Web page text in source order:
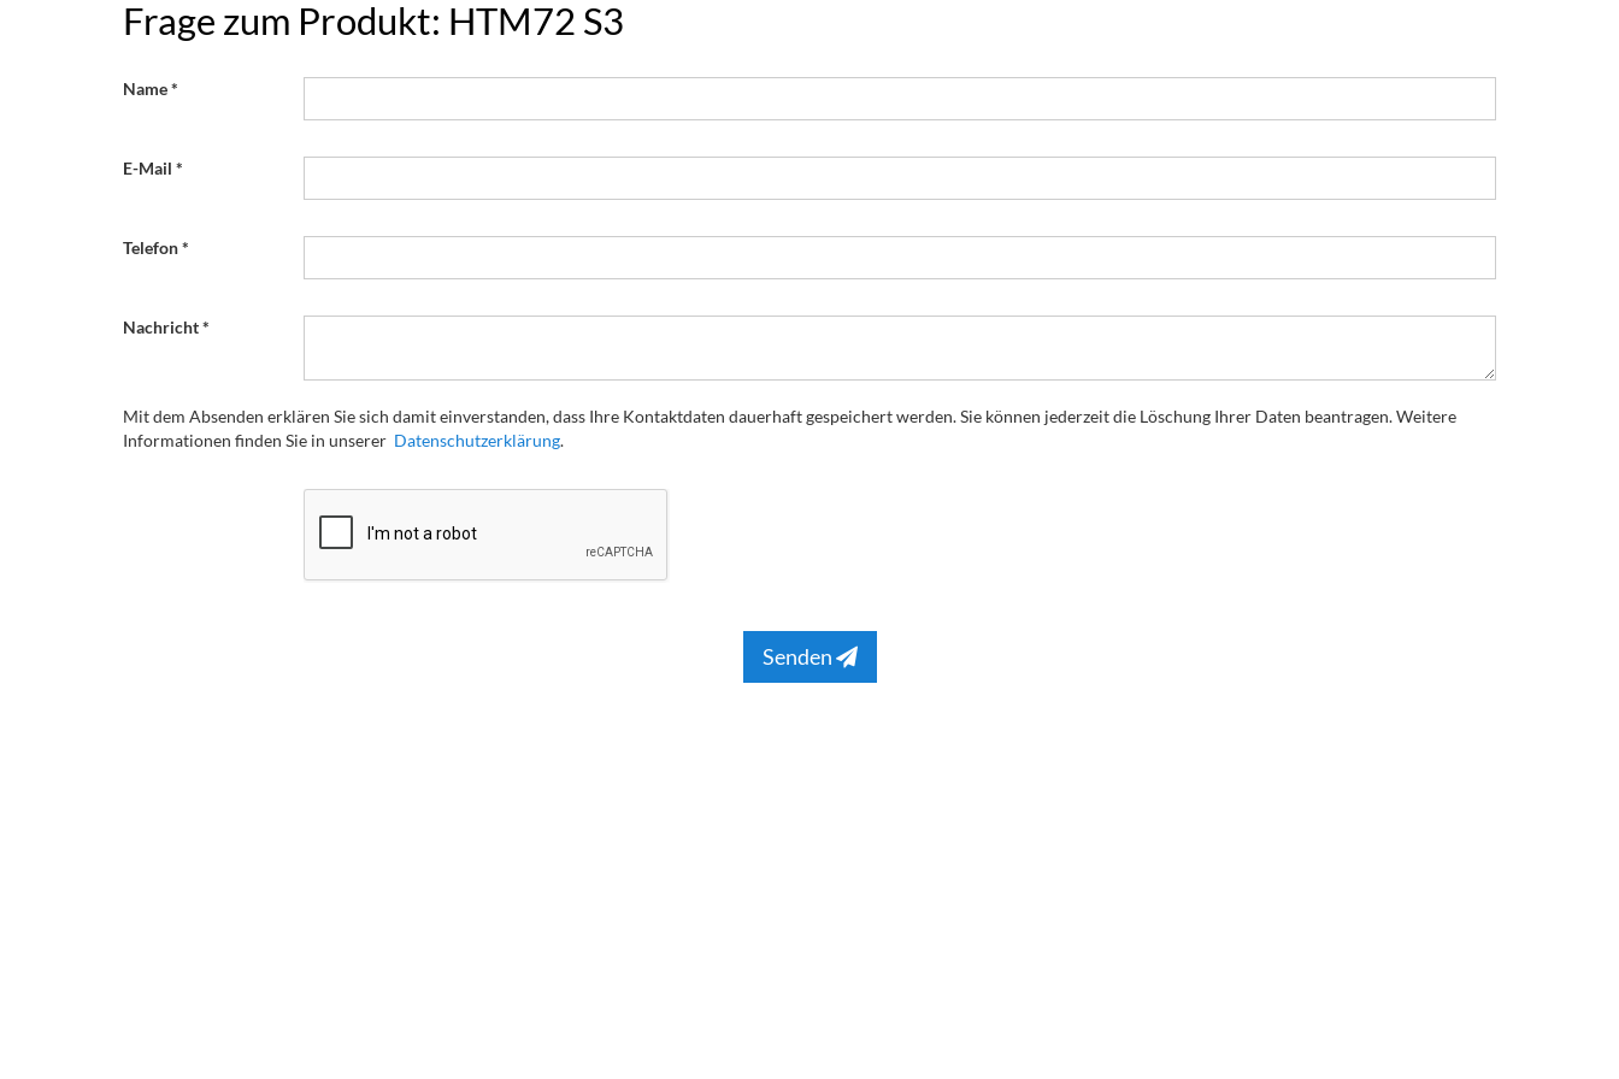
Frage zum Produkt: HTM72 S3
Name
E-Mail
Telefon
Nachricht
Mit dem Absenden erklären Sie sich damit einverstanden, dass Ihre Kontaktdaten dauerhaft gespeichert werden. Sie können jederzeit die Löschung Ihrer Daten beantragen. Weitere
Informationen finden Sie in unserer Datenschutzerklärung.
Senden